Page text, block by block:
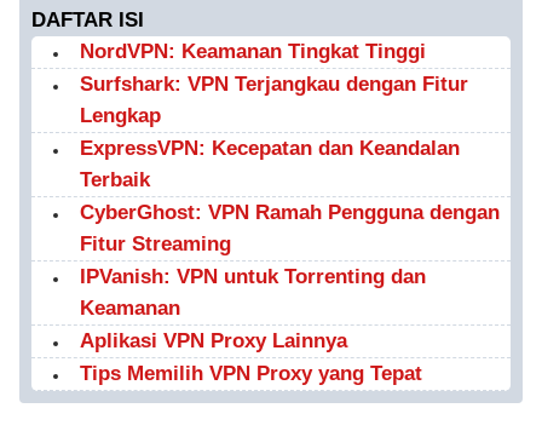
DAFTAR ISI
NordVPN: Keamanan Tingkat Tinggi
Surfshark: VPN Terjangkau dengan Fitur
Lengkap
ExpressVPN: Kecepatan dan Keandalan
Terbaik
CyberGhost: VPN Ramah Pengguna dengan
Fitur Streaming
IPVanish: VPN untuk Torrenting dan
Keamanan
Aplikasi VPN Proxy Lainnya
Tips Memilih VPN Proxy yang Tepat